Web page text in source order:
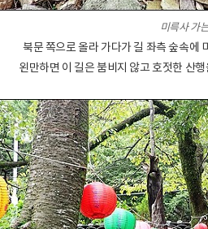
미륵사 가
북문 쪽으로 올라 가다가 길 좌측 숲속에
왼만하면 이 길은 붐비지 않고 호젓한 산